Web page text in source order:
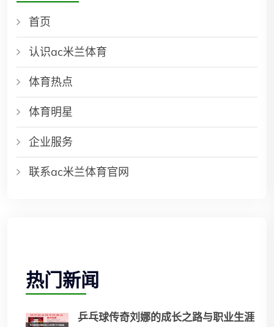
首页
认识ac米兰体育
体育热点
体育明星
企业服务
联系ac米兰体育官网
热门新闻
乒乓球传奇刘娜的成长之路与职业生涯